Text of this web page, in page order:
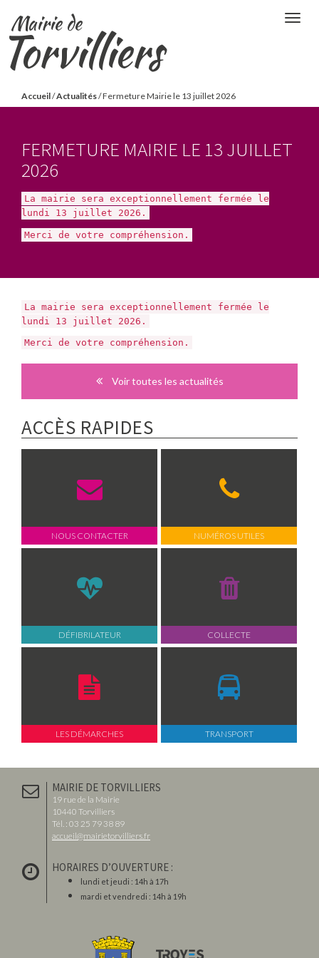
contenu
principal
Mairie de
Torvilliers
Vous
ici
Accueil/Actualités/Fermeture Mairie le 13 juillet 2026
FERMETURE MAIRIE LE 13 JUILLET
2026
La mairie sera exceptionnellement fermée le
lundi 13 juillet 2026.
Merci de votre compréhension.
La mairie sera exceptionnellement fermée le
lundi 13 juillet 2026.
Merci de votre compréhension.
Voir toutes les actualités
ACCÈS RAPIDES
NOUS CONTACTER NUMÉROS UTILES
DÉFIBRILATEUR COLLECTE
LES DÉMARCHES TRANSPORT
MAIRIE DE TORVILLIERS
19 rue de la Mairie
10440 Torvilliers
Tél. : 03 25 79 38 89
accueil@mairietorvilliers.fr
HORAIRES D’OUVERTURE :
lundi et jeudi : 14h à 17h
mardi et vendredi : 14h à 19h